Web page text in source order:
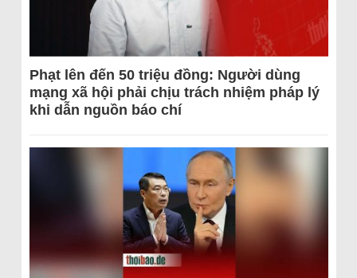
Phạt lên đến 50 triệu đồng: Người dùng
mạng xã hội phải chịu trách nhiệm pháp lý
khi dẫn nguồn báo chí